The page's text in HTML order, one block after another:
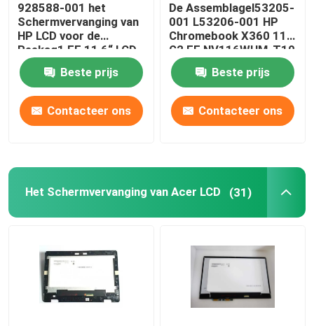
928588-001 het
Schermvervanging van
HP LCD voor de
Reeksg1 EE 11,6“ LCD
Comité van
Chromebook X360 11-
VE
Beste prijs
Contacteer ons
De Assemblagel53205-
001 L53206-001 HP
Chromebook X360 11
G2 EE NV116WHM-T10
LCD W/Frame Raad van
HP LCD Beste prijs
Contacteer ons
Het Schermvervanging van Acer LCD (31)